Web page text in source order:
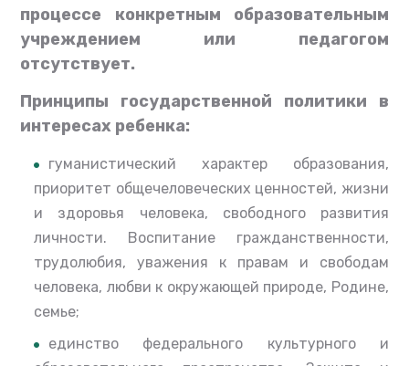
процессе конкретным образовательным
учреждением или педагогом
отсутствует.
Принципы государственной политики в
интересах ребенка:
гуманистический характер образования,
приоритет общечеловеческих ценностей, жизни
и здоровья человека, свободного развития
личности. Воспитание гражданственности,
трудолюбия, уважения к правам и свободам
человека, любви к окружающей природе, Родине,
семье;
единство федерального культурного и